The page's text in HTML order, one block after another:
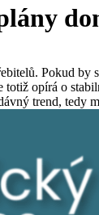
Pokud
opírá o
trend, tedy